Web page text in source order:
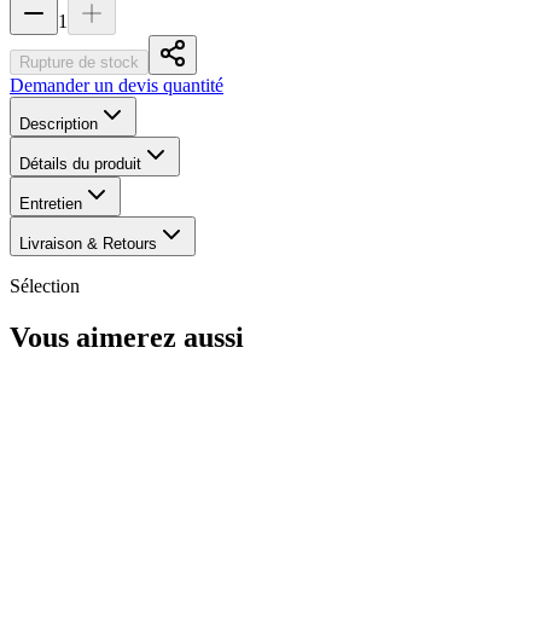
1
Rupture de stock
Demander un devis quantité
Description
Détails du produit
Entretien
Livraison & Retours
Sélection
Vous aimerez aussi